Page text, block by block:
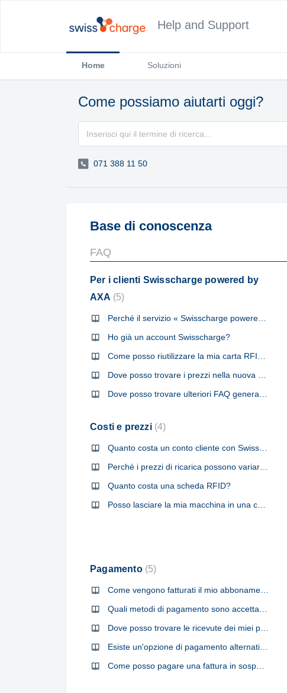
Help and Support
Home Soluzioni
Come possiamo aiutarti oggi?
071 388 11 50
Base di conoscenza
FAQ
Per i clienti Swisscharge powered by
AXA
5
Ho già un account Swisscharge?
Costi e prezzi 4
Quanto costa una scheda RFID?
Pagamento 5